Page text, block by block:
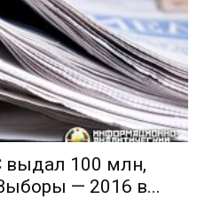
выдал 100 млн,
— 2016 в...